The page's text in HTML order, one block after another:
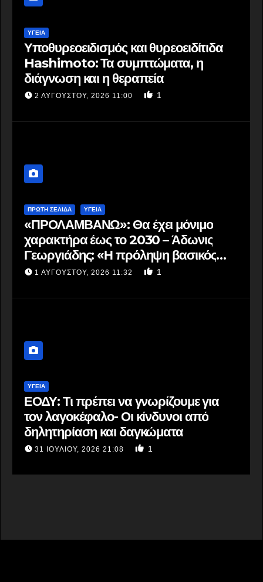
ΥΓΕΙΑ
Υποθυρεοειδισμός και θυρεοειδίτιδα
Hashimoto: Τα συμπτώματα, η
διάγνωση και η θεραπεία
2 ΑΥΓΟΎΣΤΟΥ, 2026 11:00 1
ΠΡΩΤΗ ΣΕΛΙΔΑ ΥΓΕΙΑ
«ΠΡΟΛΑΜΒΑΝΩ»: Θα έχει μόνιμο
χαρακτήρα έως το 2030 – Άδωνις
Γεωργιάδης: «Η πρόληψη βασικός
πυλώνας ενός σύγχρονου ΕΣΥ –
ετησίως»
1 ΑΥΓΟΎΣΤΟΥ, 2026 11:32 1
ΥΓΕΙΑ
ΕΟΔΥ: Τι πρέπει να γνωρίζουμε για
τον λαγοκέφαλο- Οι κίνδυνοι από
δηλητηρίαση και δαγκώματα
31 ΙΟΥΛΊΟΥ, 2026 21:08 1